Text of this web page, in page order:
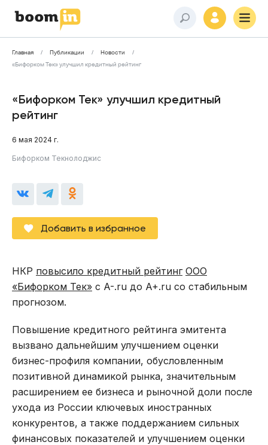
Главная Публикации
Новости
«Бифорком Тек» улучшил кредитный рейтинг
«Бифорком Тек» улучшил кредитный
рейтинг
6 мая 2024 г.
Бифорком Текнолоджис
Добавить в избранное
НКР повысило кредитный рейтинг ООО
«Бифорком Тек» с A-.ru до A+.ru со стабильным
прогнозом.
Повышение кредитного рейтинга эмитента
вызвано дальнейшим улучшением оценки
бизнес-профиля компании, обусловленным
позитивной динамикой рынка, значительным
расширением ее бизнеса и рыночной доли после
ухода из России ключевых иностранных
конкурентов, а также поддержанием сильных
финансовых показателей и улучшением оценки